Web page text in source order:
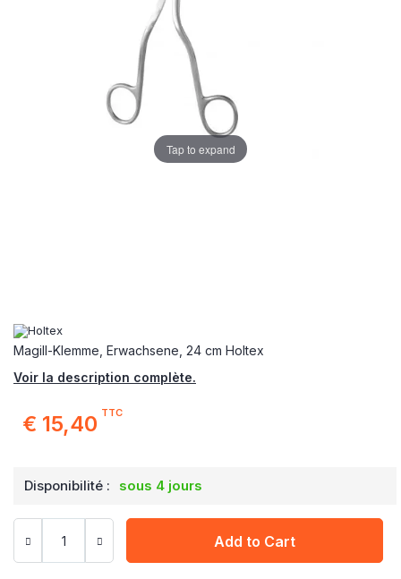
Magill-Klemme, Erwachsene, 24 cm Holtex
Voir la description complète.
€ 15,40 TTC
Disponibilité : sous 4 jours
Add to Cart
Tap to expand